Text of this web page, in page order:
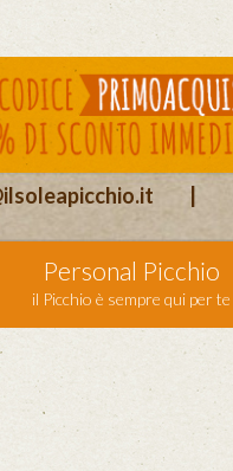
|
Personal Picchio
il Picchio è sempre qui per te